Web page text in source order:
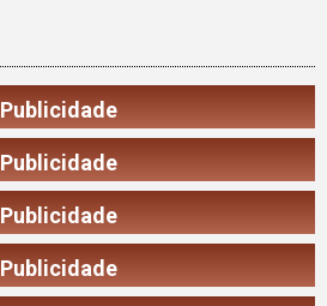
Publicidade
Publicidade
Publicidade
Publicidade